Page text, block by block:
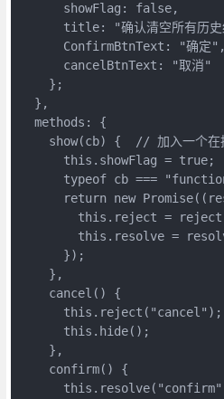
      showFlag: false,
title: "确认清空所有历
ConfirmBtnText: "确定
cancelBtnText: "取消"
    };
  },
  methods: {
show(cb) {  // 加入一个在
      this.showFlag = true;
typeof cb ===
return new
this.reject =
this.resolve =
      });
    },
    cancel() {
this.reject("cancel");
      this.hide();
    },
    confirm() {